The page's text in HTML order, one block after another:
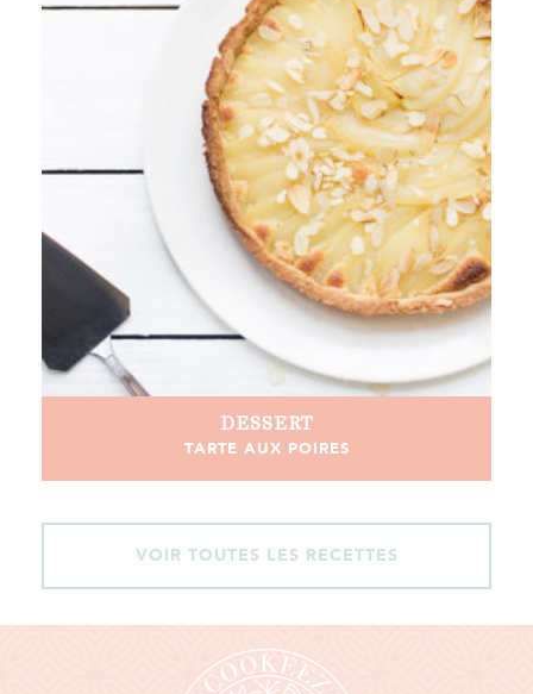
DESSERT
TARTE AUX POIRES
VOIR TOUTES LES RECETTES